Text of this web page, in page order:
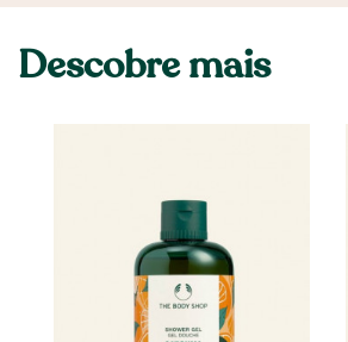
Descobre mais